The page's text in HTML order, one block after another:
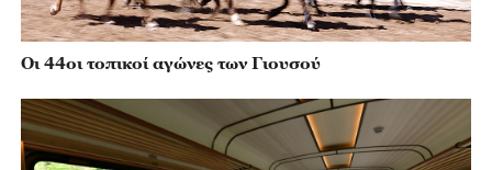
Οι 44οι τοπικοί αγώνες των Γιουσού